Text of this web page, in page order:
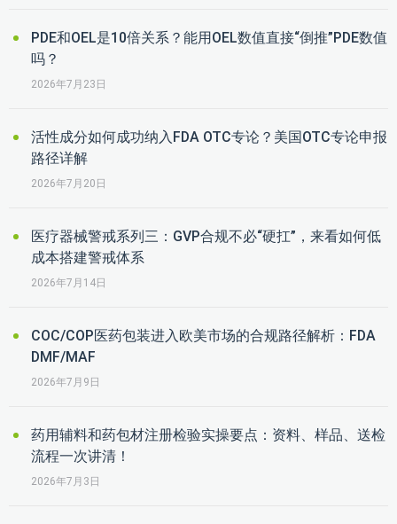
PDE和OEL是10倍关系？能用OEL数值直接“倒推”PDE数值
吗？
2026年7月23日
活性成分如何成功纳入FDA OTC专论？美国OTC专论申报
路径详解
2026年7月20日
医疗器械警戒系列三：GVP合规不必“硬扛”，来看如何低
成本搭建警戒体系
2026年7月14日
COC/COP医药包装进入欧美市场的合规路径解析：FDA
DMF/MAF
2026年7月9日
药用辅料和药包材注册检验实操要点：资料、样品、送检
流程一次讲清！
2026年7月3日